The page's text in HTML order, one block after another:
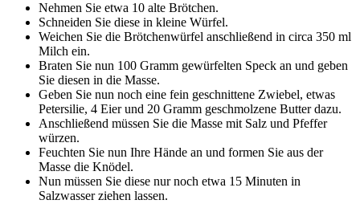
Nehmen Sie etwa 10 alte Brötchen.
Schneiden Sie diese in kleine Würfel.
Weichen Sie die Brötchenwürfel anschließend in circa 350 ml
Milch ein.
Braten Sie nun 100 Gramm gewürfelten Speck an und geben
Sie diesen in die Masse.
Geben Sie nun noch eine fein geschnittene Zwiebel, etwas
Petersilie, 4 Eier und 20 Gramm geschmolzene Butter dazu.
Anschließend müssen Sie die Masse mit Salz und Pfeffer
würzen.
Feuchten Sie nun Ihre Hände an und formen Sie aus der
Masse die Knödel.
Nun müssen Sie diese nur noch etwa 15 Minuten in
Salzwasser ziehen lassen.